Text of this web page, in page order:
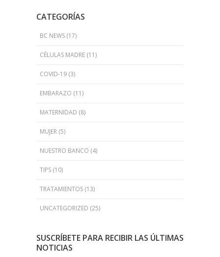
CATEGORÍAS
BC NEWS (17)
CÉLULAS MADRE (11)
COVID-19 (3)
EMBARAZO (11)
MATERNIDAD (8)
MUJER (5)
NUESTRO BANCO (4)
TIPS (10)
TRATAMIENTOS (13)
UNCATEGORIZED (25)
SUSCRÍBETE PARA RECIBIR LAS ÚLTIMAS
NOTICIAS